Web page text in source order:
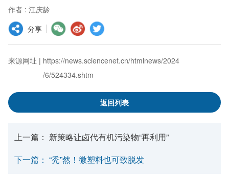
作者 : 江庆龄
分享
来源网址 | https://news.sciencenet.cn/htmlnews/2024
/6/524334.shtm
返回列表
上一篇： 新策略让卤代有机污染物“再利用”
下一篇： “秃”然！微塑料也可致脱发